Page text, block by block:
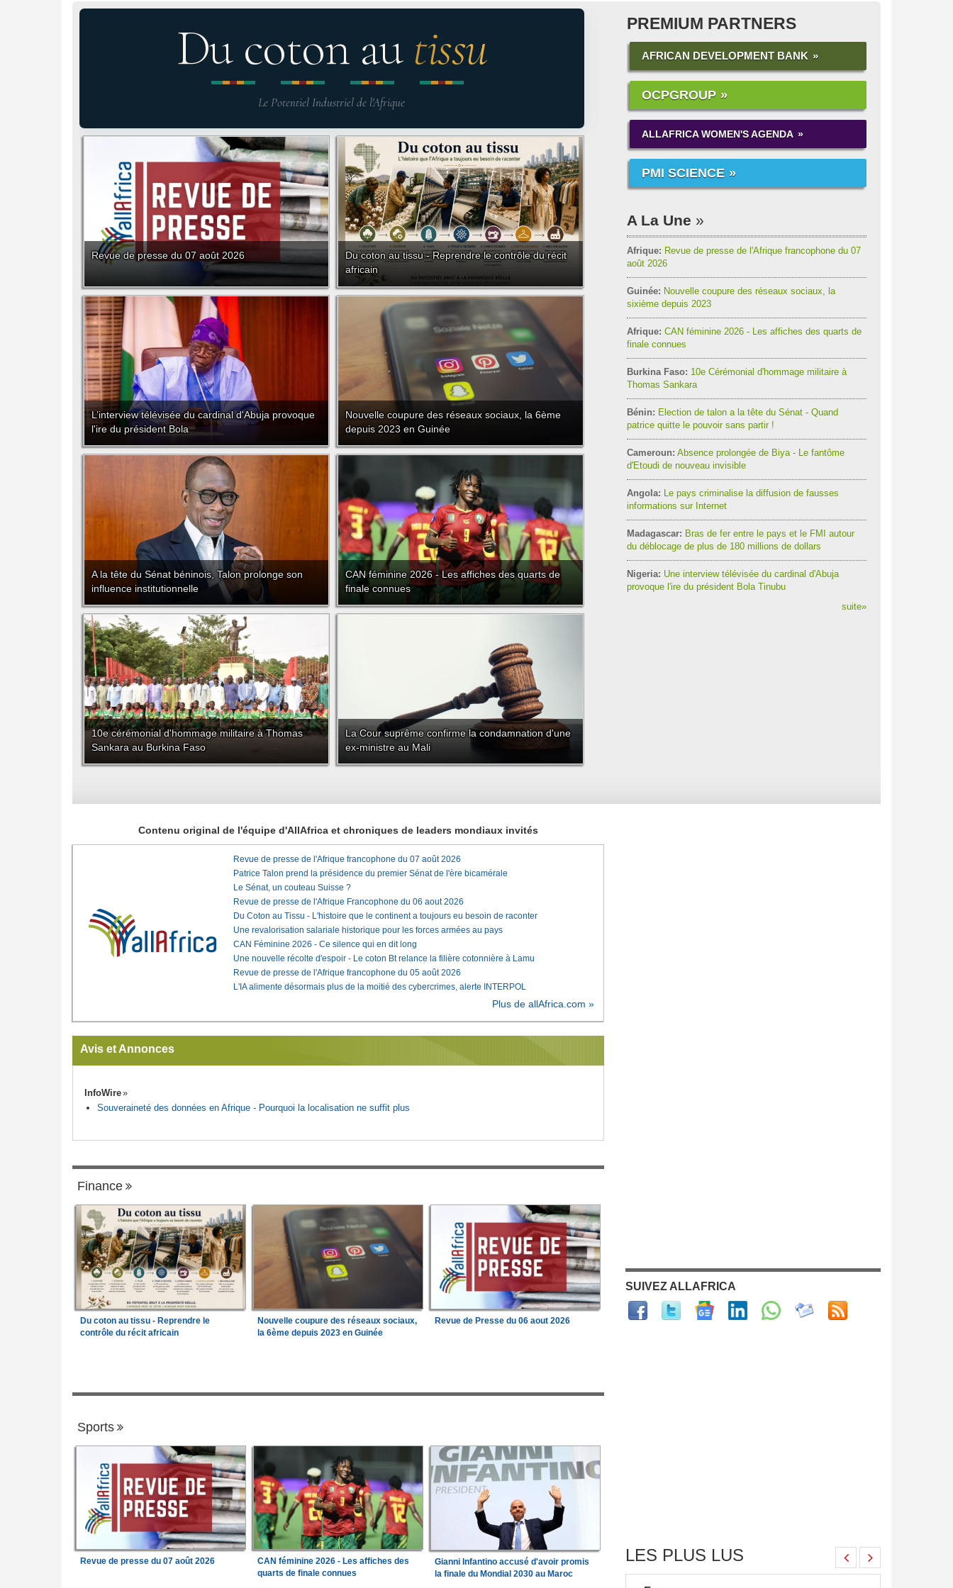
Du coton au tissu
Le Potentiel Industriel de l'Afrique
Revue de presse du 07 août 2026
Du coton au tissu - Reprendre le contrôle du récit
africain
L’interview télévisée du cardinal d'Abuja provoque
l'ire du président Bola
Nouvelle coupure des réseaux sociaux, la 6ème
depuis 2023 en Guinée
A la tête du Sénat béninois, Talon prolonge son
influence institutionnelle
CAN féminine 2026 - Les affiches des quarts de
finale connues
10e cérémonial d'hommage militaire à Thomas
Sankara au Burkina Faso
La Cour suprême confirme la condamnation d'une
ex-ministre au Mali
PREMIUM PARTNERS
AFRICAN DEVELOPMENT BANK
OCPGROUP
ALLAFRICA WOMEN'S AGENDA
PMI SCIENCE
A La Une
Afrique: Revue de presse de l'Afrique francophone du 07
août 2026
Guinée: Nouvelle coupure des réseaux sociaux, la
sixième depuis 2023
Afrique: CAN féminine 2026 - Les affiches des quarts de
finale connues
Burkina Faso: 10e Cérémonial d'hommage militaire à
Thomas Sankara
Bénin: Election de talon a la tête du Sénat - Quand
patrice quitte le pouvoir sans partir !
Cameroun: Absence prolongée de Biya - Le fantôme
d'Etoudi de nouveau invisible
Angola: Le pays criminalise la diffusion de fausses
informations sur Internet
Madagascar: Bras de fer entre le pays et le FMI autour
du déblocage de plus de 180 millions de dollars
Nigeria: Une interview télévisée du cardinal d'Abuja
provoque l'ire du président Bola Tinubu
suite»
Contenu original de l'équipe d'AllAfrica et chroniques de leaders mondiaux invités
Revue de presse de l'Afrique francophone du 07 août 2026
Patrice Talon prend la présidence du premier Sénat de l'ère bicamérale
Le Sénat, un couteau Suisse ?
Revue de presse de l'Afrique Francophone du 06 aout 2026
Du Coton au Tissu - L'histoire que le continent a toujours eu besoin de raconter
Une revalorisation salariale historique pour les forces armées au pays
CAN Féminine 2026 - Ce silence qui en dit long
Une nouvelle récolte d'espoir - Le coton Bt relance la filière cotonnière à Lamu
Revue de presse de l'Afrique francophone du 05 août 2026
L'IA alimente désormais plus de la moitié des cybercrimes, alerte INTERPOL
Plus de allAfrica.com »
Avis et Annonces
InfoWire
Souveraineté des données en Afrique - Pourquoi la localisation ne suffit plus
Finance
Du coton au tissu - Reprendre le
contrôle du récit africain
Nouvelle coupure des réseaux sociaux,
la 6ème depuis 2023 en Guinée
Revue de Presse du 06 aout 2026
Sports
Revue de presse du 07 août 2026
CAN féminine 2026 - Les affiches des
quarts de finale connues
Gianni Infantino accusé d'avoir promis
la finale du Mondial 2030 au Maroc
SUIVEZ ALLAFRICA
LES PLUS LUS